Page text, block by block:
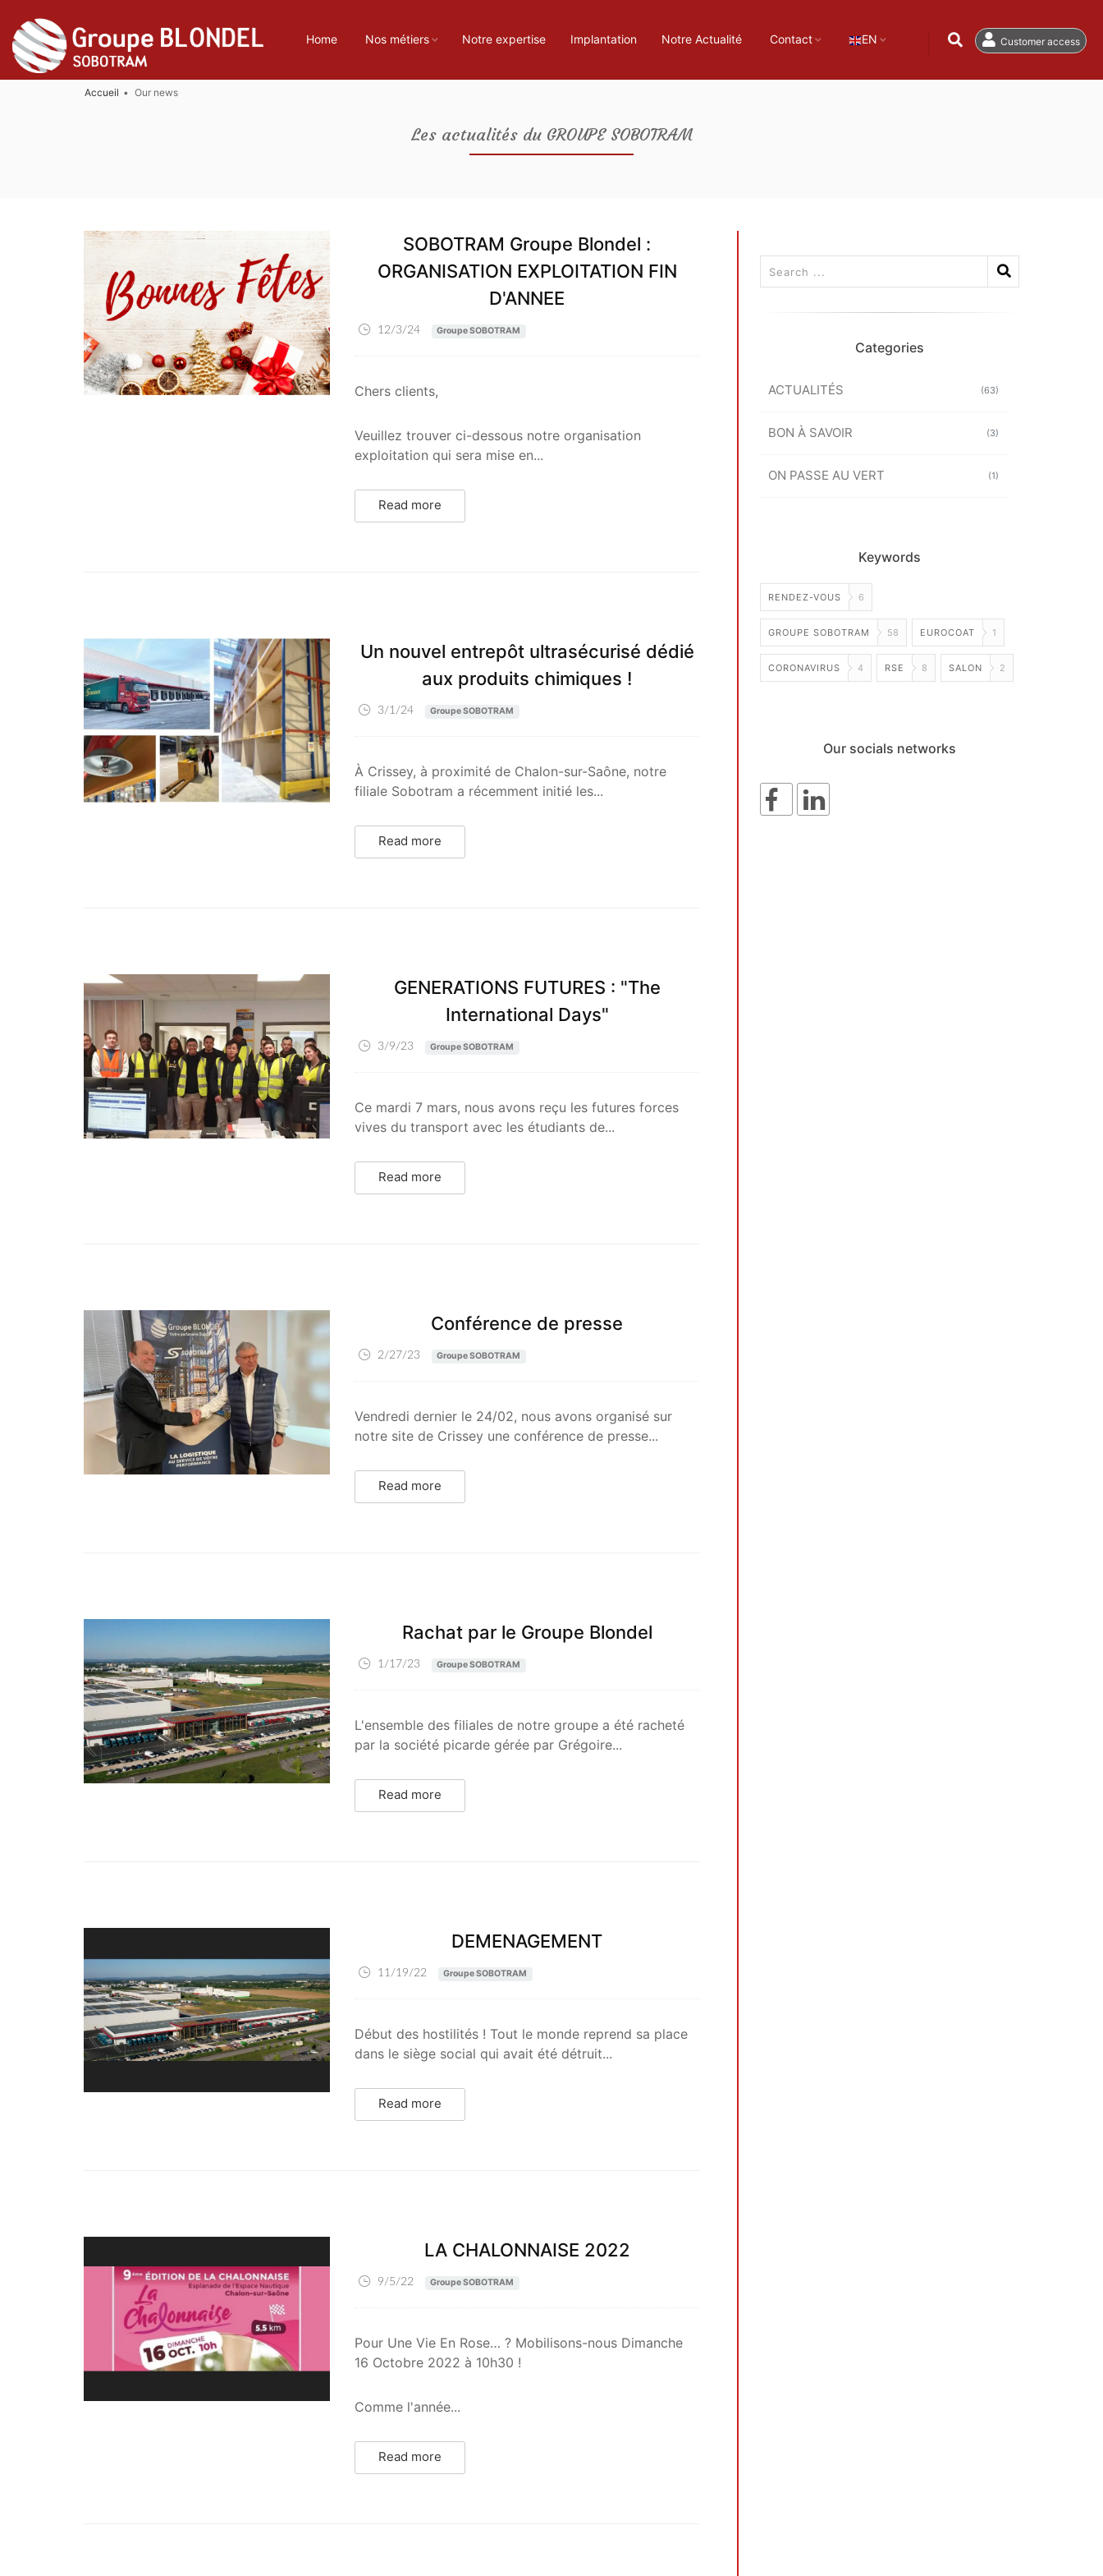
Customer access
Home Nos métiers Notre expertise Implantation Notre Actualité Contact EN
Accueil Our news
Les actualités du GROUPE SOBOTRAM
SOBOTRAM Groupe Blondel :
ORGANISATION EXPLOITATION FIN
D'ANNEE
12/3/24 Groupe SOBOTRAM
Chers clients,
Veuillez trouver ci-dessous notre organisation
exploitation qui sera mise en...
Read more
Un nouvel entrepôt ultrasécurisé dédié
aux produits chimiques !
3/1/24 Groupe SOBOTRAM
À Crissey, à proximité de Chalon-sur-Saône, notre
filiale Sobotram a récemment initié les...
Read more
GENERATIONS FUTURES : "The
International Days"
3/9/23 Groupe SOBOTRAM
Ce mardi 7 mars, nous avons reçu les futures forces
vives du transport avec les étudiants de...
Read more
Conférence de presse
2/27/23 Groupe SOBOTRAM
Vendredi dernier le 24/02, nous avons organisé sur
notre site de Crissey une conférence de presse...
Read more
Rachat par le Groupe Blondel
1/17/23 Groupe SOBOTRAM
L'ensemble des filiales de notre groupe a été racheté
par la société picarde gérée par Grégoire...
Read more
DEMENAGEMENT
11/19/22 Groupe SOBOTRAM
Début des hostilités ! Tout le monde reprend sa place
dans le siège social qui avait été détruit...
Read more
LA CHALONNAISE 2022
9/5/22 Groupe SOBOTRAM
Pour Une Vie En Rose… ? Mobilisons-nous Dimanche
16 Octobre 2022 à 10h30 !
Comme l'année...
Read more
Categories
(63)
ACTUALITÉS
(3)
BON À SAVOIR
(1)
ON PASSE AU VERT
Keywords
RENDEZ-VOUS 6
GROUPE SOBOTRAM 58 EUROCOAT 1
CORONAVIRUS 4 RSE 8 SALON 2
Our socials networks